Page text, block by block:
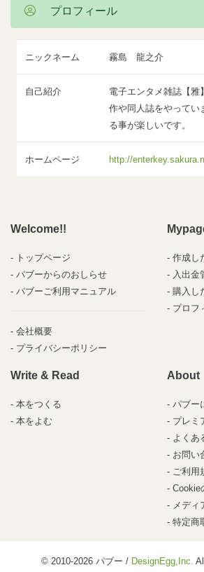
ニックネーム 霧島 龍之介
自己紹介
電子エンタメ雑誌【雅
作や同人誌をやってい
る事が楽しいです。
ホームページ http://
プロフィール
Welcome!!
トップページ
パブーからのおしらせ
パブーご利用マニュアル
会社概要
プライバシーポリシー
作成し
入出金
購入し
プロフ
Write & Read
本をつくる
本をよむ
About
パブー
プレミ
よくあ
お問い
ご利用
Cookie
メディ
特定商
© 2010-2026 パブー / DesignEgg,Inc.